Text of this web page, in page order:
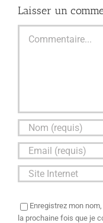
Laisser un
Enregistrez mon
la prochaine fois que je